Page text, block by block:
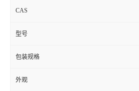
CAS
型号
包装规格
外观